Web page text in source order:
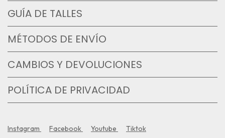
GUÍA DE TALLES
MÉTODOS DE ENVÍO
CAMBIOS Y DEVOLUCIONES
POLÍTICA DE PRIVACIDAD
Instagram Facebook Youtube Tiktok